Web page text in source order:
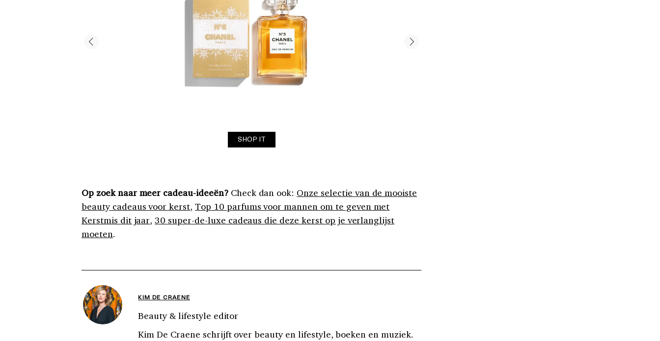
SHOP IT
Op zoek naar meer cadeau-ideeën?Check dan ook: Onze selectie van de mooiste
beauty cadeaus voor kerst, Top 10 parfums voor mannen om te geven met
Kerstmis dit jaar,30 super-de-luxe cadeaus die deze kerst op je verlanglijst
moeten.
KIM DE CRAENE
Beauty & lifestyle editor
Kim De Craene schrijft over beauty en lifestyle, boeken en muziek.